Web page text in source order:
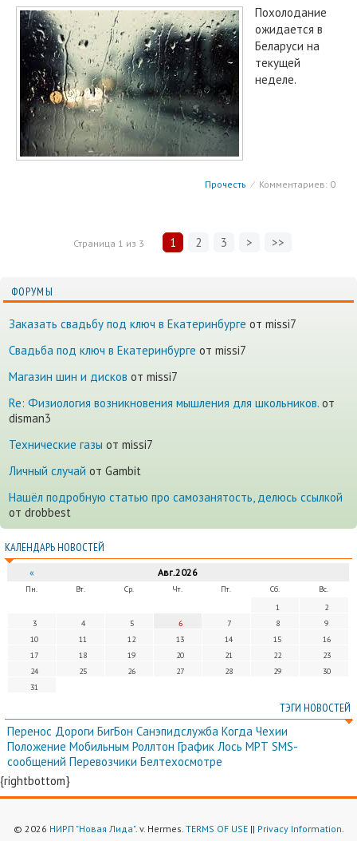
Похолодание
ожидается в
Беларуси на
текущей
неделе.
Прочесть ⁄ Комментариев: 0
Страница 1 из 3 1 2 3 > >>
ФОРУМЫ
Заказать свадьбу под ключ в Екатеринбурге от missi7
Cвадьба под ключ в Екатеринбурге от missi7
Магазин шин и дисков от missi7
Re: Физиология возникновения мышления для школьников. от
disman3
Технические газы от missi7
Личный случай от Gambit
Нашёл подробную статью про самозанятость, делюсь ссылкой
от drobbest
КАЛЕНДАРЬ НОВОСТЕЙ
« Авг.2026
Пн. Вт. Ср. Чт. Пт. Сб.
Вс.
1
2
3
4 5 6 7 8
9
10
11 12 13 14 15
16
17
18 19 20 21 22
23
24
25 26 27 28 29
30
31
ТЭГИ НОВОСТЕЙ
Перенос Дороги БигБон Санэпидслужба Когда Чехии
Положение Мобильным Роллтон График Лось МРТ SMS-
сообщений Перевозчики Белтехосмотре
{rightbottom}
© 2026 НИРП "Новая Лида". v. Hermes. TERMS OF USE|| Privacy Information.